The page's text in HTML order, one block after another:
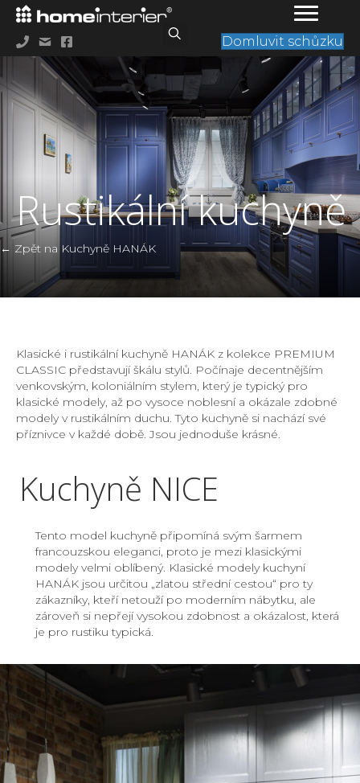
Domluvit schůzku
Rustikální kuchyně
← Zpět na Kuchyně HANÁK
Klasické i rustikální kuchyně HANÁK z kolekce PREMIUM
CLASSIC představují škálu stylů. Počínaje decentnějším
venkovským, koloniálním stylem, který je typický pro
klasické modely, až po vysoce noblesní a okázale zdobné
modely v rustikálním duchu. Tyto kuchyně si nachází své
příznivce v každé době. Jsou jednoduše krásné.
Kuchyně NICE
Tento model kuchyně připomíná svým šarmem
francouzskou eleganci, proto je mezi klasickými
modely velmi oblíbený. Klasické modely kuchyní
HANÁK jsou určitou „zlatou střední cestou“ pro ty
zákazníky, kteří netouží po moderním nábytku, ale
zároveň si nepřejí vysokou zdobnost a okázalost, která
je pro rustiku typická.